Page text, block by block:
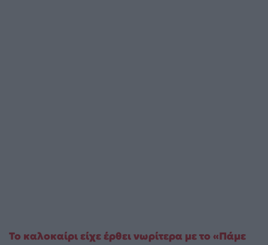
Το καλοκαίρι είχε έρθει νωρίτερα με το «Πάμε